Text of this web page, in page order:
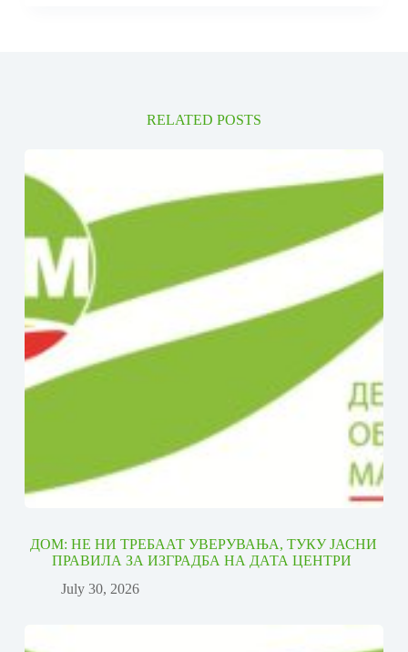
RELATED POSTS
ДОМ: НЕ НИ ТРЕБААТ УВЕРУВАЊА, ТУКУ ЈАСНИ
ПРАВИЛА ЗА ИЗГРАДБА НА ДАТА ЦЕНТРИ
July 30, 2026